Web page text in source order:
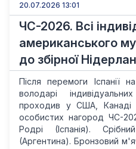
20.07.2026 13:01
ЧС-2026. Всі
американського
до збірної
Після перемоги Іспанії
володарі
проходив у США, Канаді
особистих нагород ЧС-
Родрі (Іспанія).
(Аргентина). Бронзовий